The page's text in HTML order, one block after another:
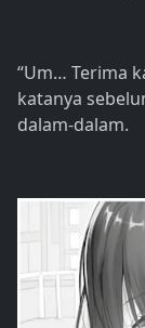
“Um… Terima
katanya
dalam-dalam.